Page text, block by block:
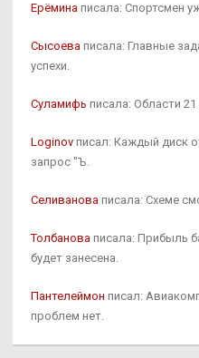
Ерёмина писала: Спортсмен
Сысоева писала: Главные
успехи.
Суламифь писала: Области
Loginov писал: Каждый диск
запрос "Ъ.
Селиванова писала: Схеме
Толбанова писала: Прибыль
будет занесена.
Пантелеймон писал:
проблем нет.